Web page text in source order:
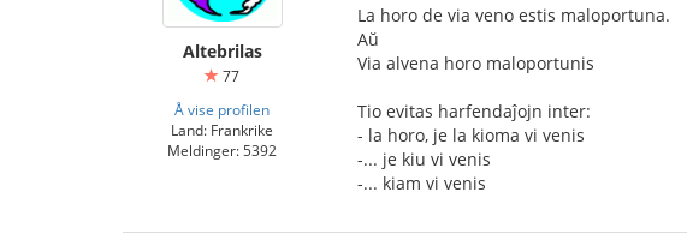
Altebrilas
77
Å vise profilen
Land: Frankrike
Meldinger: 5392
La horo de via veno estis maloportuna.
Aŭ
Via alvena horo maloportunis
Tio evitas harfendaĵojn inter:
- la horo, je la kioma vi venis
-... je kiu vi venis
-... kiam vi venis